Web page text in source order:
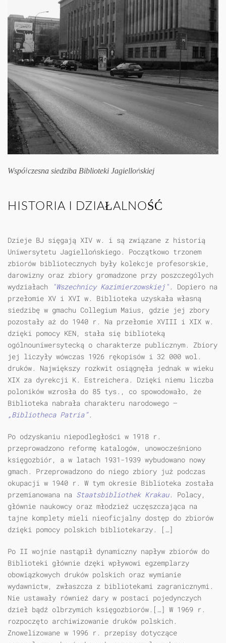
Współczesna siedziba Biblioteki Jagiellońskiej
HISTORIA I DZIAŁALNOŚĆ
Dzieje BJ sięgają XIV w. i są związane z historią
Uniwersytetu Jagiellońskiego. Początkowo trzonem
zbiorów bibliotecznych były kolekcje profesorskie,
darowizny oraz zbiory gromadzone przy poszczególych
wydziałach
"Wszechnicy Kazimierzowskiej". Dopiero na
przełomie XV i XVI w. Biblioteka uzyskała własną
siedzibę w gmachu Collegium Maius, gdzie jej zbory
pozostały aż do 1940 r. Na przełomie XVIII i XIX w.
dzięki pomocy KEN, stała się biblioteką
ogólnouniwersytecką o charakterze publicznym. Zbiory
jej liczyły wówczas 1926 rękopisów i 32 000 wol.
druków. Największy rozkwit osiągnęła jednak w wieku
XIX za dyrekcji K. Estreichera. Dzięki niemu liczba
poloników wzrosła do 85 tys., co spowodowało, że
Biblioteka nabrała charakteru narodowego –
„Bibliotheca Patria”.
Po odzyskaniu niepodległości w 1918 r.
przeprowadzono reformę katalogów, unowocześniono
księgozbiór, a w latach 1931-1939 wybudowano nowy
gmach. Przeprowadzono do niego zbiory już podczas
okupacji w 1940 r. W tym okresie Biblioteka została
przemianowana na Staatsbibliothek Krakau. Polacy,
głównie naukowcy oraz młodzież uczęszczająca na
tajne komplety mieli nieoficjalny dostęp do zbiorów
dzięki pomocy polskich bibliotekarzy. […]
Po II wojnie nastąpił dynamiczny napływ zbiorów do
Biblioteki głównie dzęki wpływowi egzemplarzy
obowiązkowych druków polskich oraz wymianie
wydawnictw, zwłaszcza z bibliotekami zagranicznymi.
Nie ustawały również dary w postaci pojedynczych
dzieł bądź olbrzymich księgozbiorów.[…] W 1969 r.
rozpoczęto archiwizowanie druków polskich.
Znowelizowane w 1996 r. przepisy dotyczące